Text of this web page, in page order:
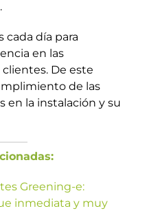
cada día para
en las
De este
de las
en la instalación y su
Greening-e:
inmediata y muy